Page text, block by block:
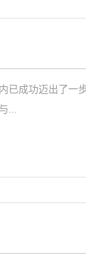
已成功迈出了一
...